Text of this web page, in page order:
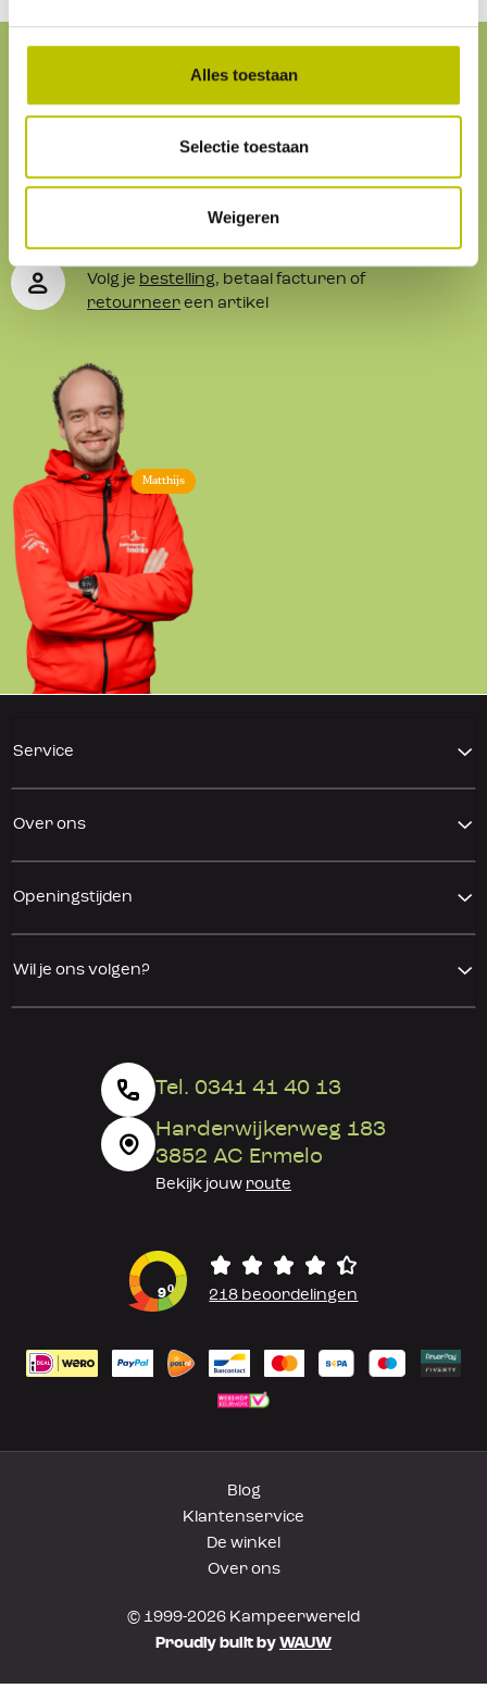
Alles toestaan
Selectie toestaan
Weigeren
Matthijs
Klantenservice
We helpen je graag. Onzeklantenserviceis
Volg je bestelling, betaal facturen of
retourneer een artikel
Service
Over ons
Openingstijden
Wil je ons volgen?
Tel. 0341 41 40 13
Harderwijkerweg 183
3852 AC Ermelo
Bekijk jouw route
90 218 beoordelingen
Blog
Klantenservice
De winkel
Over ons
© 1999-2026 Kampeerwereld
Proudly built by WAUW